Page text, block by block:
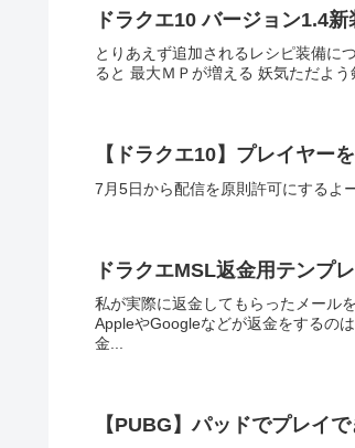
ドラクエ10 バージョン1.4
とりあえず追加されるレシピ装備に
ると 最大ＭＰが増える 妖気ただよ
【ドラクエ10】プレイヤー
7月5日から配信を原則許可にするよ
ドラクエMSL返金用テンプ
私が実際に返金してもらったメール
AppleやGoogleなどが返金をするの
金...
【PUBG】パッドでプレイ